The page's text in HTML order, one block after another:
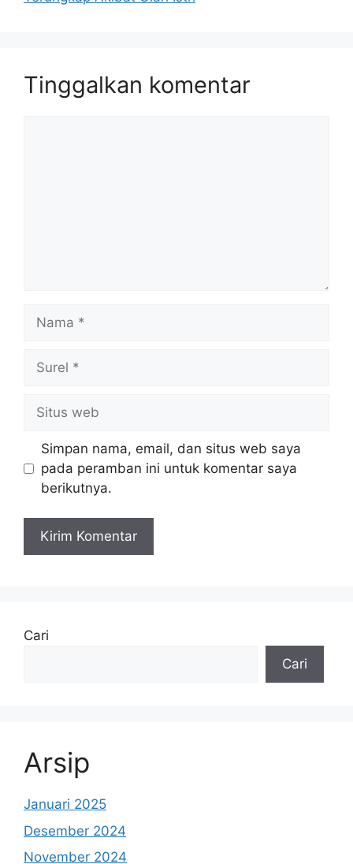
Tinggalkan komentar
web
Simpan nama, email, dan situs web saya
pada peramban ini untuk komentar saya
berikutnya.
Cari
Cari
Arsip
Januari 2025
Desember 2024
November 2024